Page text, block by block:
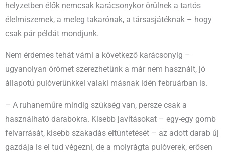
helyzetben élők nemcsak karácsonykor örülnek a tartós
élelmiszernek, a meleg takarónak, a társasjátéknak – hogy
csak pár példát mondjunk.
Nem érdemes tehát várni a következő karácsonyig –
ugyanolyan örömet szerezhetünk a már nem használt, jó
állapotú pulóverünkkel valaki másnak idén februárban is.
– A ruhaneműre mindig szükség van, persze csak a
használható darabokra. Kisebb javításokat – egy-egy gomb
felvarrását, kisebb szakadás eltüntetését – az adott darab új
gazdája is el tud végezni, de a molyrágta pulóverek, erősen